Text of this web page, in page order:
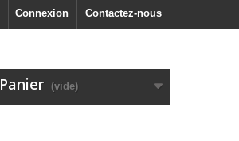
Contactez-nous
Connexion
Panier (vide)